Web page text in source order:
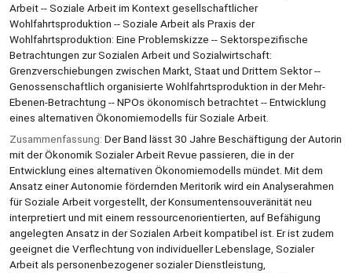
Arbeit -- Soziale Arbeit im Kontext gesellschaftlicher
Wohlfahrtsproduktion -- Soziale Arbeit als Praxis der
Wohlfahrtsproduktion: Eine Problemskizze -- Sektorspezifische
Betrachtungen zur Sozialen Arbeit und Sozialwirtschaft:
Grenzverschiebungen zwischen Markt, Staat und Drittem Sektor --
Genossenschaftlich organisierte Wohlfahrtsproduktion in der Mehr-
Ebenen-Betrachtung -- NPOs ökonomisch betrachtet -- Entwicklung
eines alternativen Ökonomiemodells für Soziale Arbeit.
Zusammenfassung: Der Band lässt 30 Jahre Beschäftigung der Autorin
mit der Ökonomik Sozialer Arbeit Revue passieren, die in der
Entwicklung eines alternativen Ökonomiemodells mündet. Mit dem
Ansatz einer Autonomie fördernden Meritorik wird ein Analyserahmen
für Soziale Arbeit vorgestellt, der Konsumentensouveränität neu
interpretiert und mit einem ressourcenorientierten, auf Befähigung
angelegten Ansatz in der Sozialen Arbeit kompatibel ist. Er ist zudem
geeignet die Verflechtung von individueller Lebenslage, Sozialer
Arbeit als personenbezogener sozialer Dienstleistung,